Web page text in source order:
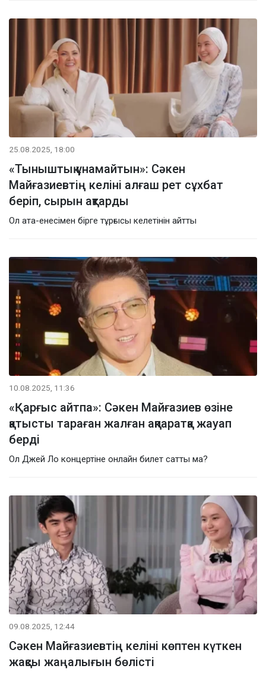
25.08.2025, 18:00
«Тыныштық ұнамайтын»: Сәкен
Майғазиевтің келіні алғаш рет сұхбат
беріп, сырын ақтарды
Ол ата-енесімен бірге тұрғысы келетінін айтты
10.08.2025, 11:36
«Қарғыс айтпа»: Сәкен Майғазиев өзіне
қатысты тараған жалған ақпаратқа жауап
берді
Ол Джей Ло концертіне онлайн билет сатты ма?
09.08.2025, 12:44
Сәкен Майғазиевтің келіні көптен күткен
жақсы жаңалығын бөлісті